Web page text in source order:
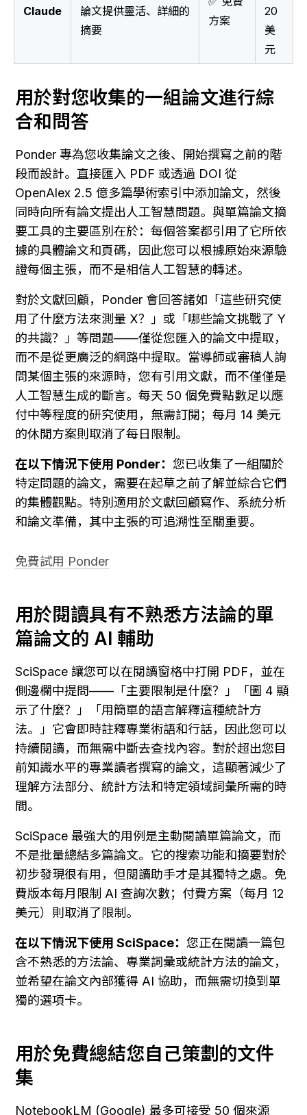
Claude
論文提供靈活、詳細的
摘要
方案
20
美
元
用於對您收集的一組論文進行綜
合和問答
Ponder 專為您收集論文之後、開始撰寫之前的階
段而設計。直接匯入 PDF 或透過 DOI 從
OpenAlex 2.5 億多篇學術索引中添加論文，然後
同時向所有論文提出人工智慧問題。與單篇論文摘
要工具的主要區別在於：每個答案都引用了它所依
據的具體論文和頁碼，因此您可以根據原始來源驗
證每個主張，而不是相信人工智慧的轉述。
對於文獻回顧，Ponder 會回答諸如「這些研究使
用了什麼方法來測量 X？」或「哪些論文挑戰了 Y
的共識？」等問題——僅從您匯入的論文中提取，
而不是從更廣泛的網路中提取。當導師或審稿人詢
問某個主張的來源時，您有引用文獻，而不僅僅是
人工智慧生成的斷言。每天 50 個免費點數足以應
付中等程度的研究使用，無需訂閱；每月 14 美元
的休閒方案則取消了每日限制。
在以下情況下使用 Ponder： 您已收集了一組關於
特定問題的論文，需要在起草之前了解並綜合它們
的集體觀點。特別適用於文獻回顧寫作、系統分析
和論文準備，其中主張的可追溯性至關重要。
免費試用 Ponder
用於閱讀具有不熟悉方法論的單
篇論文的 AI 輔助
SciSpace 讓您可以在閱讀窗格中打開 PDF，並在
側邊欄中提問——「主要限制是什麼？」「圖 4 顯
示了什麼？」「用簡單的語言解釋這種統計方
法。」它會即時註釋專業術語和行話，因此您可以
持續閱讀，而無需中斷去查找內容。對於超出您目
前知識水平的專業讀者撰寫的論文，這顯著減少了
理解方法部分、統計方法和特定領域詞彙所需的時
間。
SciSpace 最強大的用例是主動閱讀單篇論文，而
不是批量總結多篇論文。它的搜索功能和摘要對於
初步發現很有用，但閱讀助手才是其獨特之處。免
費版本每月限制 AI 查詢次數；付費方案（每月 12
美元）則取消了限制。
在以下情況下使用 SciSpace： 您正在閱讀一篇包
含不熟悉的方法論、專業詞彙或統計方法的論文，
並希望在論文內部獲得 AI 協助，而無需切換到單
獨的選項卡。
用於免費總結您自己策劃的文件
集
NotebookLM (Google) 最多可接受 50 個來源